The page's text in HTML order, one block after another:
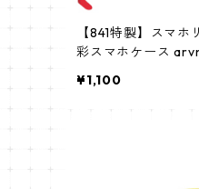
【841特製】スマ
彩スマホケース
¥1,100